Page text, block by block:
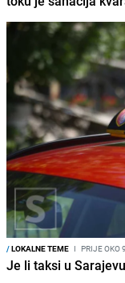
/LOKALNE TEME I PRIJE OKO
Je li taksi u